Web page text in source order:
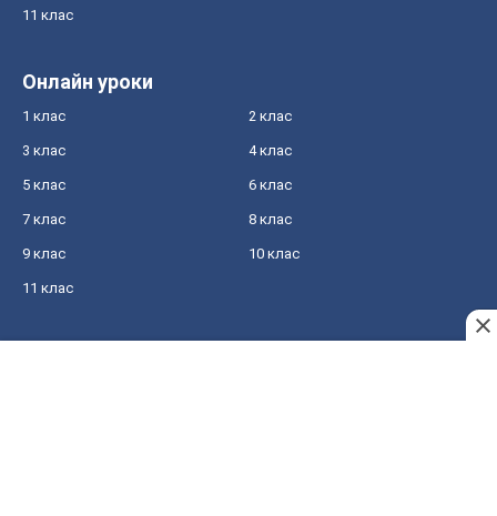
11 клас
Онлайн уроки
1 клас 2 клас
3 клас 4 клас
5 клас 6 клас
7 клас 8 клас
9 клас 10 клас
11 клас